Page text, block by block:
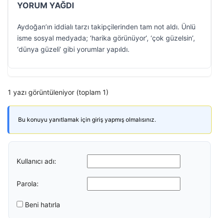
YORUM YAĞDI
Aydoğan’ın iddialı tarzı takipçilerinden tam not aldı. Ünlü
isme sosyal medyada; ‘harika görünüyor’, ‘çok güzelsin’,
‘dünya güzeli’ gibi yorumlar yapıldı.
1 yazı görüntüleniyor (toplam 1)
Bu konuyu yanıtlamak için giriş yapmış olmalısınız.
Kullanıcı adı:
Parola:
Beni hatırla